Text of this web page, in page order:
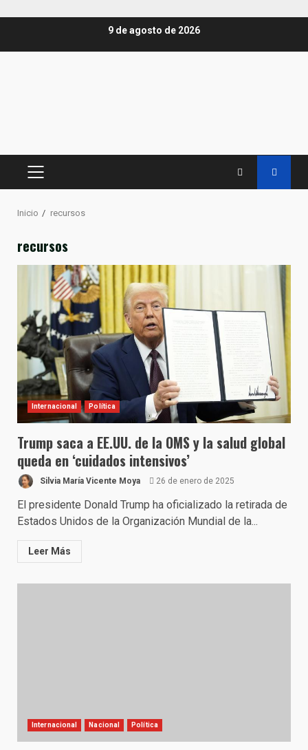
9 de agosto de 2026
MENÚ
Inicio recursos
recursos
Internacional Política
Trump saca a EE.UU. de la OMS y la salud global
queda en ‘cuidados intensivos’
Silvia María Vicente Moya 26 de enero de 2025
El presidente Donald Trump ha oficializado la retirada de
Estados Unidos de la Organización Mundial de la...
Leer Más
Internacional Nacional Política